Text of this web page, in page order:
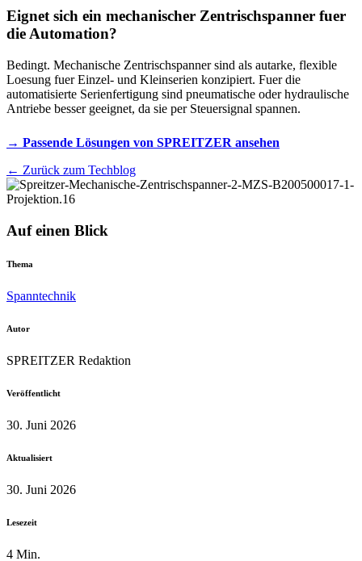
Eignet sich ein mechanischer Zentrischspanner fuer
die Automation?
Bedingt. Mechanische Zentrischspanner sind als autarke, flexible
Loesung fuer Einzel- und Kleinserien konzipiert. Fuer die
automatisierte Serienfertigung sind pneumatische oder hydraulische
Antriebe besser geeignet, da sie per Steuersignal spannen.
→ Passende Lösungen von SPREITZER ansehen
← Zurück zum Techblog
Auf einen Blick
Thema
Spanntechnik
Autor
SPREITZER Redaktion
Veröffentlicht
30. Juni 2026
Aktualisiert
30. Juni 2026
Lesezeit
4 Min.